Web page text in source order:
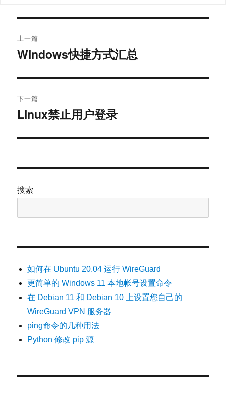
章
航
上一篇
上
文
章：
Windows快捷方式汇总
下一篇
下
文
Linux禁止用户登录
搜索
如何在 Ubuntu 20.04 运行 WireGuard
更简单的 Windows 11 本地帐号设置命令
在 Debian 11 和 Debian 10 上设置您自己的
WireGuard VPN 服务器
ping命令的几种用法
Python 修改 pip 源